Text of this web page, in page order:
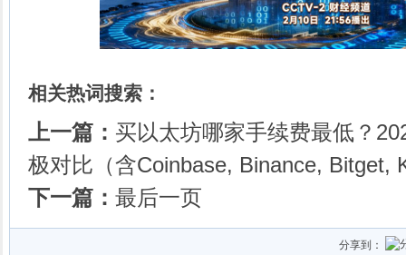
相关热词搜索：
上一篇： 买以太坊哪家手续费最低？
极对比（含Coinbase, Binance, Bitget,
下一篇： 最后一页
分享到：